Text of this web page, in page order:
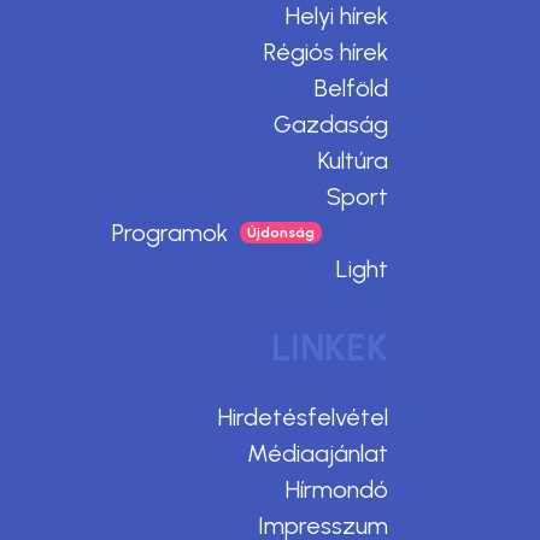
Helyi hírek
Régiós hírek
Belföld
Gazdaság
Kultúra
Sport
Programok
Light
LINKEK
Hirdetésfelvétel
Médiaajánlat
Hírmondó
Impresszum